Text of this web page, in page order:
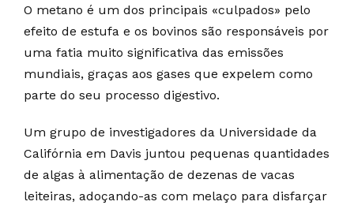
O metano é um dos principais «culpados» pelo
efeito de estufa e os bovinos são responsáveis por
uma fatia muito significativa das emissões
mundiais, graças aos gases que expelem como
parte do seu processo digestivo.
Um grupo de investigadores da Universidade da
Califórnia em Davis juntou pequenas quantidades
de algas à alimentação de dezenas de vacas
leiteiras, adoçando-as com melaço para disfarçar